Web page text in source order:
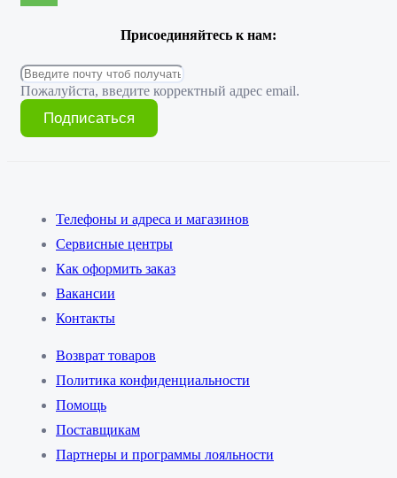
Присоединяйтесь к нам:
Пожалуйста, введите корректный адрес email.
Подписаться
Телефоны и адреса и магазинов
Сервисные центры
Как оформить заказ
Вакансии
Контакты
Возврат товаров
Политика конфиденциальности
Помощь
Поставщикам
Партнеры и программы лояльности